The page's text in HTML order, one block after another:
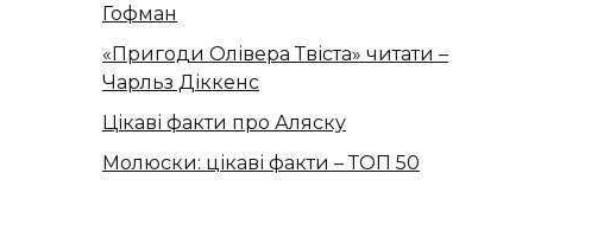
Гофман
«Пригоди Олівера Твіста» читати –
Чарльз Діккенс
Цікаві факти про Аляску
Молюски: цікаві факти – ТОП 50